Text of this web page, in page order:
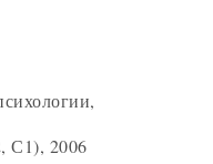
С1), 2006